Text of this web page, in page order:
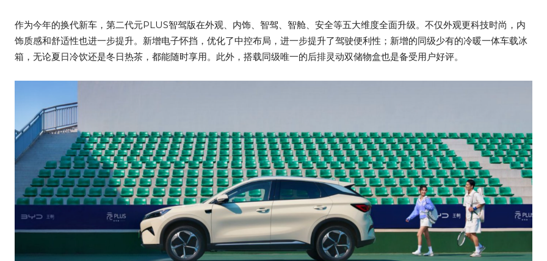
作为今年的换代新车，第二代元PLUS智驾版在外观、内饰、智驾、智舱、安全等五大维度全面升级。不仅外观更科技时尚，内
饰质感和舒适性也进一步提升。新增电子怀挡，优化了中控布局，进一步提升了驾驶便利性；新增的同级少有的冷暖一体车载冰
箱，无论夏日冷饮还是冬日热茶，都能随时享用。此外，搭载同级唯一的后排灵动双储物盒也是备受用户好评。